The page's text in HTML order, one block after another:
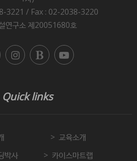
3221 / Fax : 02-2038-3220
연구소 제20051680호
Quick links
교육소개
박사
카이스마트랩